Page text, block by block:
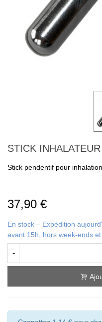
STICK
Stick pendentif pour
37,90 €
En stock – Expédition
avant 15h, hors week-ends
-